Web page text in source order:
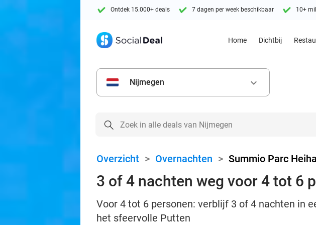
Ontdek 15.000+ deals 7 dagen per week beschikbaar 10+
Home Dichtbij
Nijmegen keyboard_arrow_down
Overzicht > Overnachten > Summio Parc
3 of 4 nachten weg voor 4 tot 6
Voor 4 tot 6 personen: verblijf 3 of 4 nachten in
het sfeervolle Putten